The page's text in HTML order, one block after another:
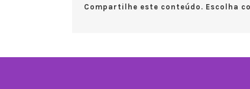
Compartilhe este conteúdo. Escolha